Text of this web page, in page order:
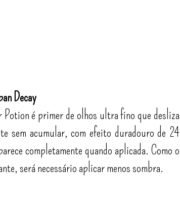
Decay
Potion é primer de olhos ultra fino que desliza
sem acumular, com efeito duradouro de 24
completamente quando aplicada. Como o
será necessário aplicar menos sombra.